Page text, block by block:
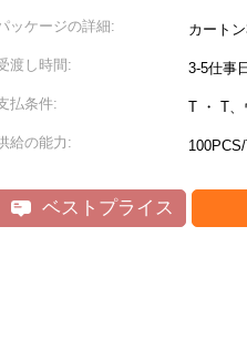
ッケージの詳細: カート
渡し時間: 3-5仕事日
払条件: T ・ T、
給の能力:
ベストプライス